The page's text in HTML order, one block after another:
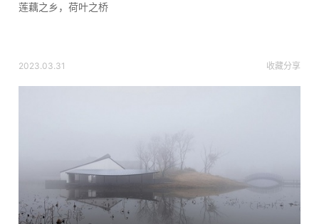
莲藕之乡，荷叶之桥
2023.03.31 收藏分享